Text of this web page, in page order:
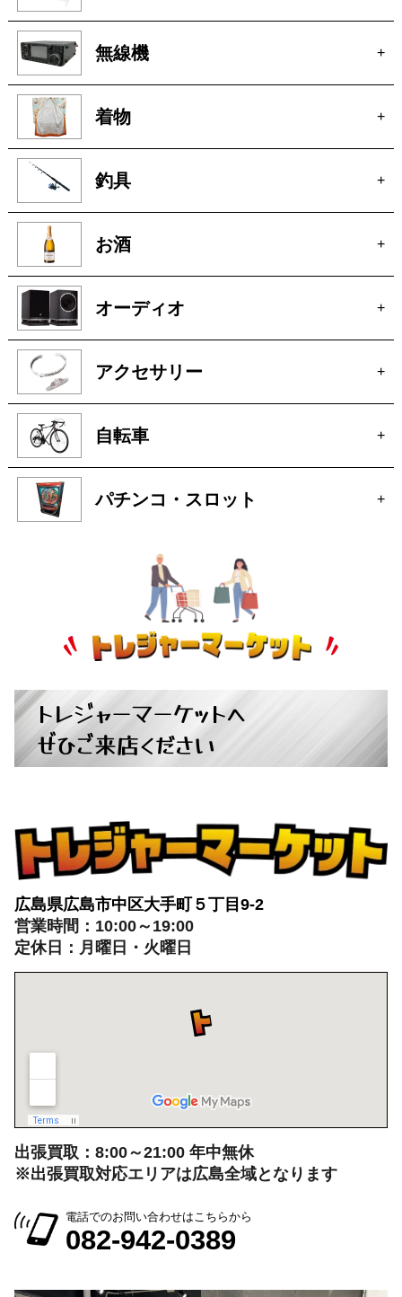
無線機 +
着物 +
釣具 +
お酒 +
オーディオ +
アクセサリー +
自転車 +
パチンコ・スロット +
トレジャーマーケットへ
ぜひご来店ください
広島県広島市中区大手町５丁目9-2
営業時間：10:00～19:00
定休日：月曜日・火曜日
出張買取：8:00～21:00 年中無休
※出張買取対応エリアは広島全域となります
電話でのお問い合わせはこちらから
082-942-0389